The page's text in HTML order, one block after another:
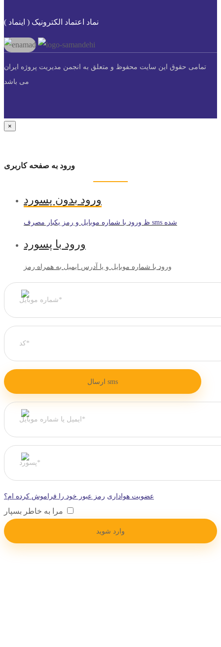
نماد اعتماد الکترونیک ( اینماد )
تمامی حقوق این سایت محفوظ و متعلق به انجمن مدیریت پروژه ایران
می باشد
×
ورود به صفحه کاربری
ورود بدون پسورد
ظ ورود با شماره موبایل و رمز یکبار مصرف sms شده
ورود با پسورد
ورود با شماره موبایل و یا آدرس ایمیل به همراه رمز
عضویت هواداری رمز عبور خود را فراموش کرده ام؟